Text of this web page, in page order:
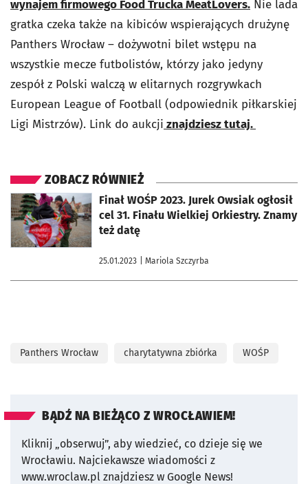
wynajem firmowego Food Trucka MeatLovers. Nie lada
gratka czeka także na kibiców wspierających drużynę
Panthers Wrocław – dożywotni bilet wstępu na
wszystkie mecze futbolistów, którzy jako jedyny
zespół z Polski walczą w elitarnych rozgrywkach
European League of Football (odpowiednik piłkarskiej
Ligi Mistrzów). Link do aukcji znajdziesz tutaj.
ZOBACZ RÓWNIEŻ
Finał WOŚP 2023. Jurek Owsiak ogłosił
cel 31. Finału Wielkiej Orkiestry. Znamy
też datę
25.01.2023 | Mariola Szczyrba
otworzy się w nowej karcie
Panthers Wrocław charytatywna zbiórka WOŚP
BĄDŹ NA BIEŻĄCO Z WROCŁAWIEM!
Kliknij „obserwuj”, aby wiedzieć, co dzieje się we
Wrocławiu. Najciekawsze wiadomości z
www.wroclaw.pl znajdziesz w Google News!